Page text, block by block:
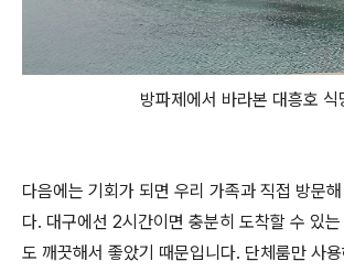
방파제에서 바라본 대흥호 식
다음에는 기회가 되면 우리 가족과 직접 방문
다. 대구에선 2시간이면 충분히 도착할 수 있
도 깨끗해서 좋았기 때문입니다. 단체룸만 사